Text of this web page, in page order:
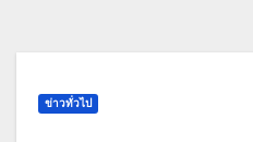
ข่าวทั่วไป